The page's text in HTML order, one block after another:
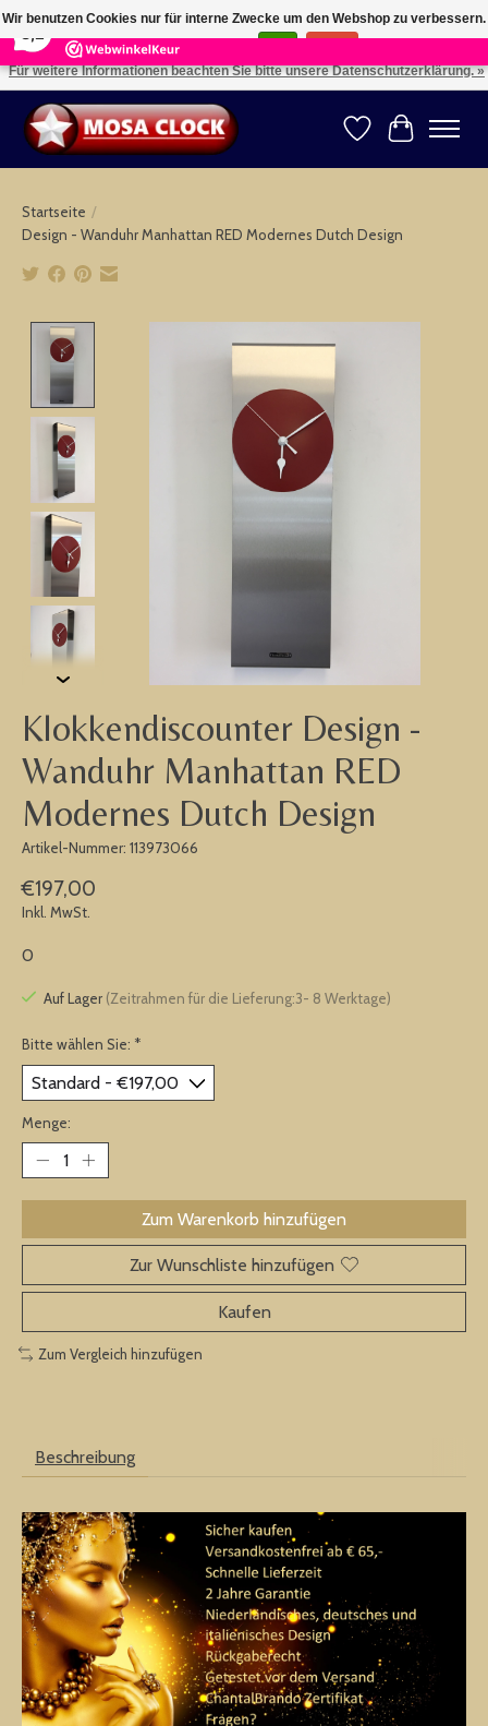
164 Reviews ×
Kies uw taal: NL -- Wählen Sie ihre Sprache: DE -- Choose your language: EN ⇓ ⇒
Wunschzettel
Ihr
Startseite /
Design - Wanduhr Manhattan RED Modernes Dutch Design
Klokkendiscounter Design -
Wanduhr Manhattan RED
Modernes Dutch Design
Artikel-Nummer: 113973066
€197,00
Inkl. MwSt.
0
Auf Lager (Zeitrahmen für die Lieferung:3- 8 Werktage)
Bitte wählen Sie: *
Menge:
Zum Warenkorb hinzufügen
Zur Wunschliste hinzufügen
Kaufen
Zum Vergleich hinzufügen
Beschreibung
Wir benutzen Cookies nur für interne Zwecke um den Webshop zu verbessern.
Ist das in Ordnung?
Für weitere Informationen beachten Sie bitte unsere Datenschutzerklärung. »